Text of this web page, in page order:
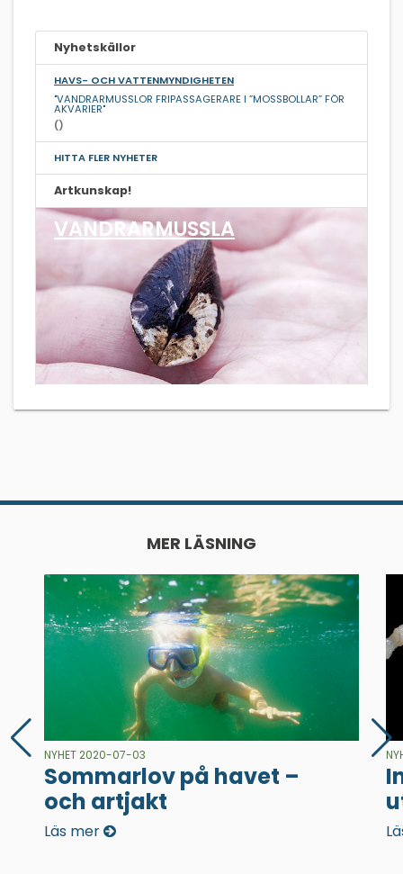
Nyhetskällor
HAVS- OCH VATTENMYNDIGHETEN
"VANDRARMUSSLOR FRIPASSAGERARE I ”MOSSBOLLAR” FÖR
AKVARIER"
()
HITTA FLER NYHETER
Artkunskap!
VANDRARMUSSLA
MER LÄSNING
NYHET 2020-07-03
Sommarlov på havet –
och artjakt
Läs mer